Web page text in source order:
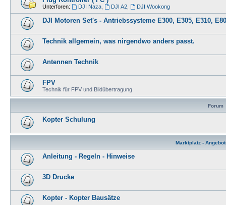
Unterforen: DJI Naza, DJI A2, DJI Wookong
DJI Motoren Set's - Antriebssysteme E300, E305, E310,
Technik allgemein, was nirgendwo anders passt.
Antennen Technik
FPV
Technik für FPV und Bildübertragung
Forum
Kopter Schulung
Marktplatz -
Anleitung - Regeln - Hinweise
3D Drucke
Kopter - Kopter Bausätze